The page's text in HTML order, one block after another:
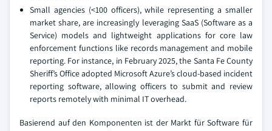
Small agencies (<100 officers), while representing a smaller
market share, are increasingly leveraging SaaS (Software as a
Service) models and lightweight applications for core law
enforcement functions like records management and mobile
reporting. For instance, in February 2025, the Santa Fe County
Sheriff’s Office adopted Microsoft Azure’s cloud-based incident
reporting software, allowing officers to submit and review
reports remotely with minimal IT overhead.
Basierend auf den Komponenten ist der Markt für Software für